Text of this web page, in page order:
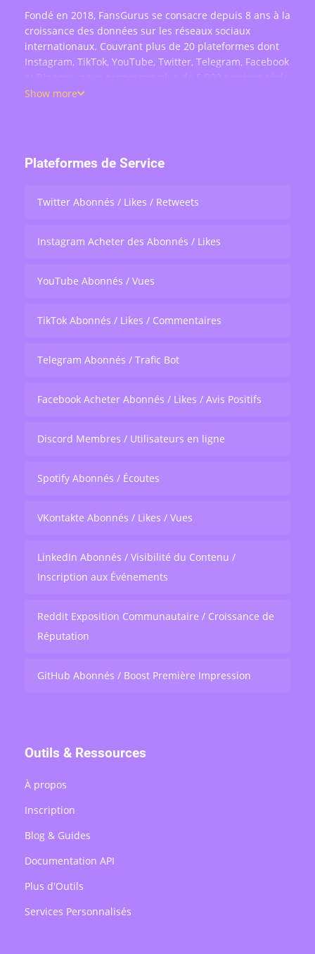
Fondé en 2018, FansGurus se consacre depuis 8 ans à la
croissance des données sur les réseaux sociaux
internationaux. Couvrant plus de 20 plateformes dont
Instagram, TikTok, YouTube, Twitter, Telegram, Facebook
: achat d'abonnés, likes, commentaires, vues, partages
Show more
Plateformes de Service
Twitter Abonnés / Likes / Retweets
Instagram Acheter des Abonnés / Likes
YouTube Abonnés / Vues
TikTok Abonnés / Likes / Commentaires
Telegram Abonnés / Trafic Bot
Facebook Acheter Abonnés / Likes / Avis Positifs
Discord Membres / Utilisateurs en ligne
Spotify Abonnés / Écoutes
VKontakte Abonnés / Likes / Vues
LinkedIn Abonnés / Visibilité du Contenu /
Inscription aux Événements
Reddit Exposition Communautaire / Croissance de
Réputation
GitHub Abonnés / Boost Première Impression
Outils & Ressources
À propos
Inscription
Blog & Guides
Documentation API
Plus d'Outils
Services Personnalisés